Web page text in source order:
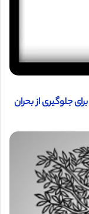
جلوگیری از بحران